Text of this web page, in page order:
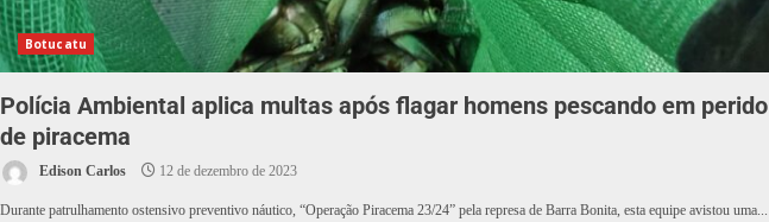
Botucatu
Polícia Ambiental aplica multas após flagar homens pescando em perido
de piracema
Edison Carlos 12 de dezembro de 2023
Durante patrulhamento ostensivo preventivo náutico, “Operação Piracema 23/24” pela represa de Barra Bonita, esta equipe avistou uma...